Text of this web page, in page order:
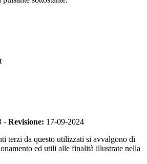
- Revisione: 17-09-2024
terzi da questo utilizzati si avvalgono di
ed utili alle finalità illustrate nella